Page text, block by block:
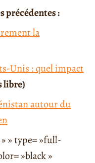
précédentes :
la
Unis : quel impact
libre)
autour du
» type= »full-
»black »